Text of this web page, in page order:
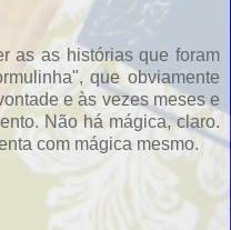
as as histórias que foram
que obviamente
e às vezes meses e
Não há mágica, claro.
com mágica mesmo.